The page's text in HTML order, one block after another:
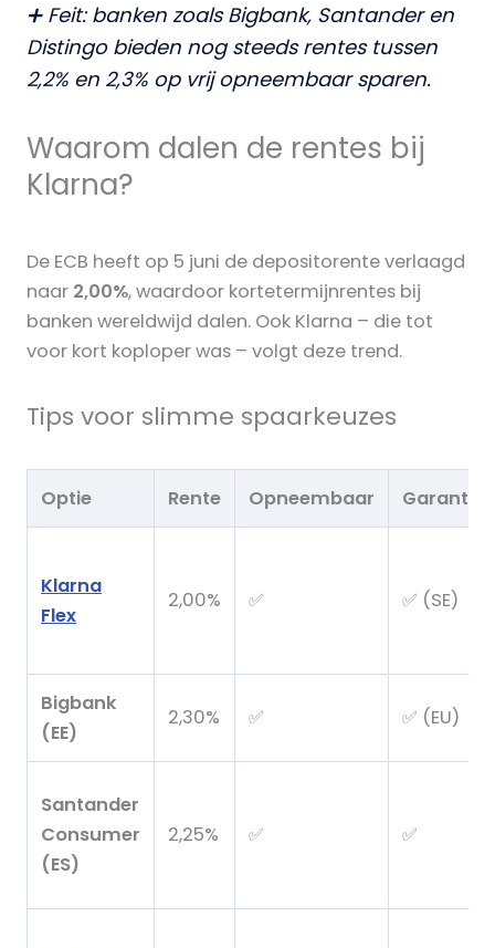
➕ Feit: banken zoals Bigbank, Santander en
Distingo bieden nog steeds rentes tussen
2,2% en 2,3% op vrij opneembaar sparen.
Waarom dalen de rentes bij
Klarna?
De ECB heeft op 5 juni de depositorente verlaagd
naar 2,00%, waardoor kortetermijnrentes bij
banken wereldwijd dalen. Ook Klarna – die tot
voor kort koploper was – volgt deze trend.
Tips voor slimme spaarkeuzes
Optie Rente Opneembaar Garantie
Klarna
Flex
2,00% ✅ ✅ (SE)
Bigbank
(EE)
2,30% ✅ ✅ (EU)
Santander
Consumer
(ES)
2,25% ✅ ✅